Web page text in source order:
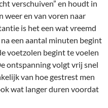
verschuiven” en houdt in
weer en van voren naar
is het een wat vreemd
een aantal minuten begint
voetzolen begint te voelen
ontspanning volgt vrij snel
van hoe gestrest men
wat langer duren voordat